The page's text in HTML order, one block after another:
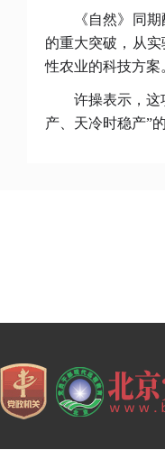
《自然》同
的重大突破，从
性农业的科技方案
许操表示，这
产、天冷时稳产”